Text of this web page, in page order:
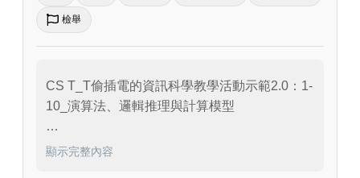
檢舉
CS T_T偷插電的資訊科學教學活動示範2.0：1-
10_演算法、邏輯推理與計算模型
描述：CS T_T偷插電的資訊科學(Computer
顯示完整內容